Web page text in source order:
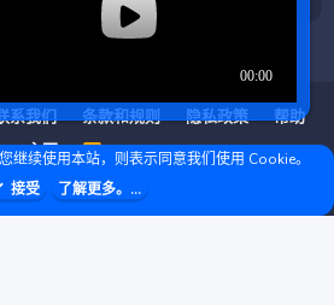
系我们 条款和规则 隐私政策
帮助
主页
R
S
S
基岩科技 版权所有 |Microsoft Marketplace
继续使用本站，则表示同意我们使用 Cookie。
接受
了解更多。...